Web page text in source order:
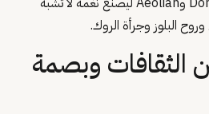
وروح البلوز وجرأة الروك.
الثقافات وبصمة